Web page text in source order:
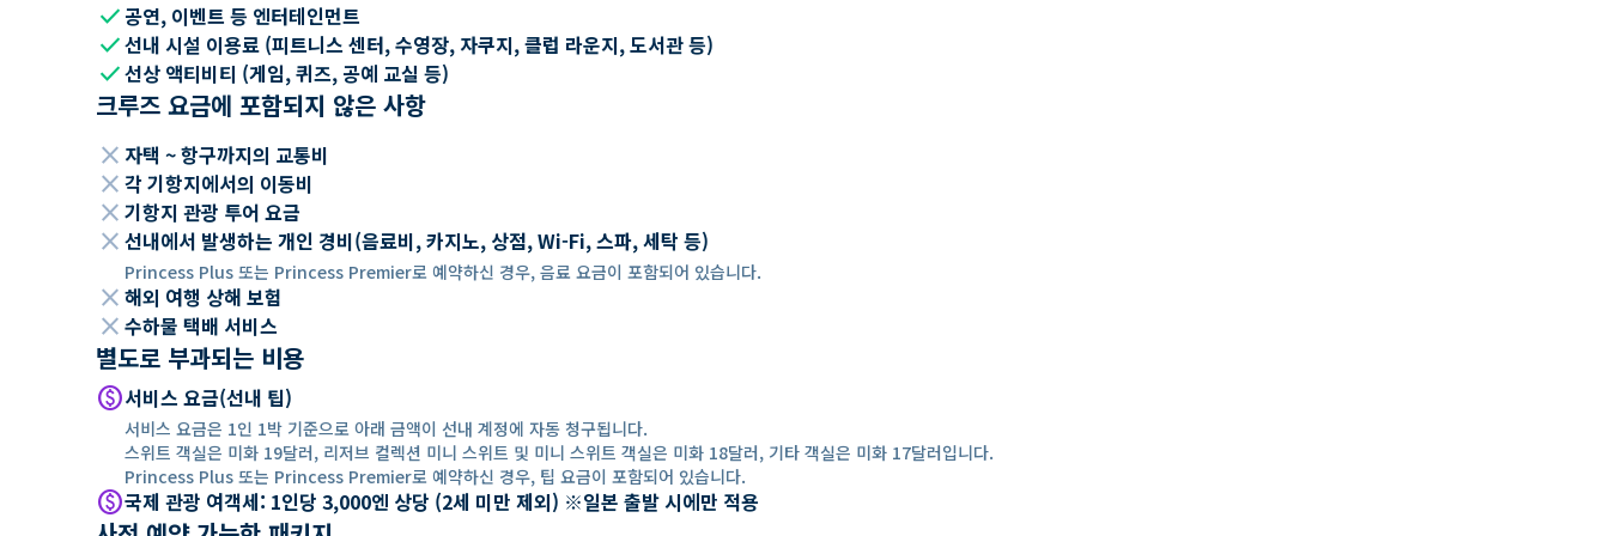
check 공연, 이벤트 등 엔터테인먼트
check선내 시설 이용료 (피트니스 센터, 수영장, 자쿠지, 클럽 라운지, 도서관 등)
check선상 액티비티 (게임, 퀴즈, 공예 교실 등)
크루즈 요금에 포함되지 않은 사항
close 자택 ~ 항구까지의 교통비
close 각 기항지에서의 이동비
close 기항지 관광 투어 요금
close 선내에서 발생하는 개인 경비(음료비, 카지노, 상점, Wi-Fi, 스파, 세탁 등)
Princess Plus 또는 Princess Premier로 예약하신 경우, 음료 요금이 포함되어 있습니다.
close 해외 여행 상해 보험
close 수하물 택배 서비스
별도로 부과되는 비용
paid서비스 요금(선내 팁)
서비스 요금은 1인 1박 기준으로 아래 금액이 선내 계정에 자동 청구됩니다.
스위트 객실은 미화 19달러, 리저브 컬렉션 미니 스위트 및 미니 스위트 객실은 미화 18달러, 기타 객실은 미화 17달러입니다.
Princess Plus 또는 Princess Premier로 예약하신 경우, 팁 요금이 포함되어 있습니다.
paid국제 관광 여객세: 1인당 3,000엔 상당 (2세 미만 제외) ※일본 출발 시에만 적용